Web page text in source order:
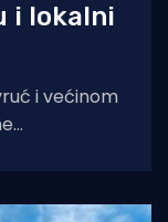
i lokalni
i većinom